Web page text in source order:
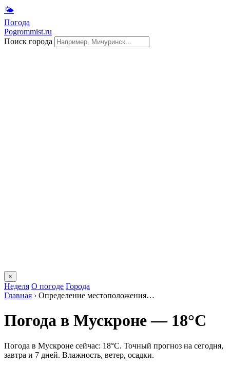
🌤
Погода
Pogrommist.ru
Поиск города
×
Неделя О погоде Города
Главная › Определение местоположения…
Погода в Мускроне — 18°C
Погода в Мускроне сейчас: 18°C. Точный прогноз на сегодня,
завтра и 7 дней. Влажность, ветер, осадки.